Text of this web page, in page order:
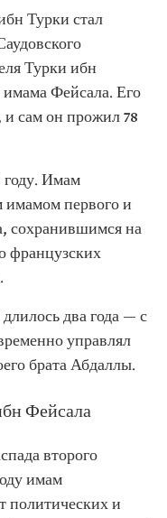
Турки стал
Турки ибн
Фейсала. Его
и сам он прожил 78
году. Имам
первого и
сохранившимся на
французских
два года — с
управлял
брата Абдаллы.
Фейсала
второго
имам
политических и